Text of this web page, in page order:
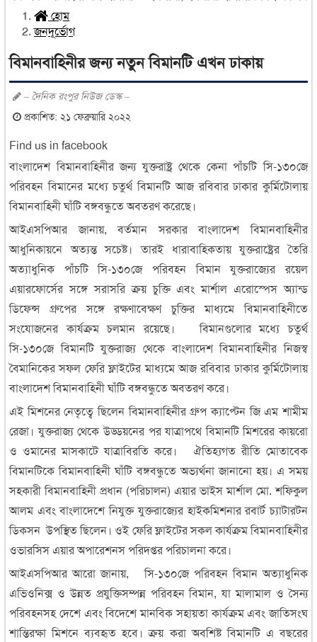
হোম
জনদূর্ভোগ
বিমানবাহিনীর জন্য নতুন বিমানটি এখন ঢাকায়
– দৈনিক রংপুর নিউজ ডেস্ক –
প্রকাশিত: ২১ ফেব্রুয়ারি ২০২২
Find us in facebook
বাংলাদেশ বিমানবাহিনীর জন্য যুক্তরাষ্ট্র থেকে কেনা পাঁচটি সি-১৩০জে
পরিবহন বিমানের মধ্যে চতুর্থ বিমানটি আজ রবিবার ঢাকার কুর্মিটোলায়
বিমানবাহিনী ঘাঁটি বঙ্গবন্ধুতে অবতরণ করেছে।
আইএসপিআর জানায়, বর্তমান সরকার বাংলাদেশ বিমানবাহিনীর
আধুনিকায়নে অত্যন্ত সচেষ্ট। তারই ধারাবাহিকতায় যুক্তরাষ্ট্রের তৈরি
অত্যাধুনিক পাঁচটি সি-১৩০জে পরিবহন বিমান যুক্তরাজ্যের রয়েল
এয়ারফোর্সের সঙ্গে সরাসরি ক্রয় চুক্তি এবং মার্শাল এরোস্পেস অ্যান্ড
ডিফেন্স গ্রুপের সঙ্গে রক্ষণাবেক্ষণ চুক্তির মাধ্যমে বিমানবাহিনীতে
সংযোজনের কার্যক্রম চলমান রয়েছে। বিমানগুলোর মধ্যে চতুর্থ
সি-১৩০জে বিমানটি যুক্তরাজ্য থেকে বাংলাদেশ বিমানবাহিনীর নিজস্ব
বৈমানিকের সফল ফেরি ফ্লাইটের মাধ্যমে আজ রবিবার ঢাকার কুর্মিটোলায়
বাংলাদেশ বিমানবাহিনী ঘাঁটি বঙ্গবন্ধুতে অবতরণ করে।
এই মিশনের নেতৃত্বে ছিলেন বিমানবাহিনীর গ্রুপ ক্যাপ্টেন জি এম শামীম
রেজা। যুক্তরাজ্য থেকে উড্ডয়নের পর যাত্রাপথে বিমানটি মিশরের কায়রো
ও ওমানের মাসকাটে যাত্রাবিরতি করে। ঐতিহ্যগত রীতি মোতাবেক
বিমানটিকে বিমানবাহিনী ঘাঁটি বঙ্গবন্ধুতে অভ্যর্থনা জানানো হয়। এ সময়
সহকারী বিমানবাহিনী প্রধান (পরিচালন) এয়ার ভাইস মার্শাল মো. শফিকুল
আলম এবং বাংলাদেশে নিযুক্ত যুক্তরাজ্যের হাইকমিশনার রবার্ট চ্যাটারটন
ডিকসন উপস্থিত ছিলেন। ওই ফেরি ফ্লাইটের সকল কার্যক্রম বিমানবাহিনীর
ওভারসিস এয়ার অপারেশনস পরিদপ্তর পরিচালনা করে।
আইএসপিআর আরো জানায়, সি-১৩০জে পরিবহন বিমান অত্যাধুনিক
এভিওনিক্স ও উন্নত প্রযুক্তিসম্পন্ন পরিবহন বিমান, যা মালামাল ও সৈন্য
পরিবহনসহ দেশে এবং বিদেশে মানবিক সহায়তা কার্যক্রম এবং জাতিসংঘ
শান্তিরক্ষা মিশনে ব্যবহৃত হবে। ক্রয় করা অবশিষ্ট বিমানটি এ বছরের